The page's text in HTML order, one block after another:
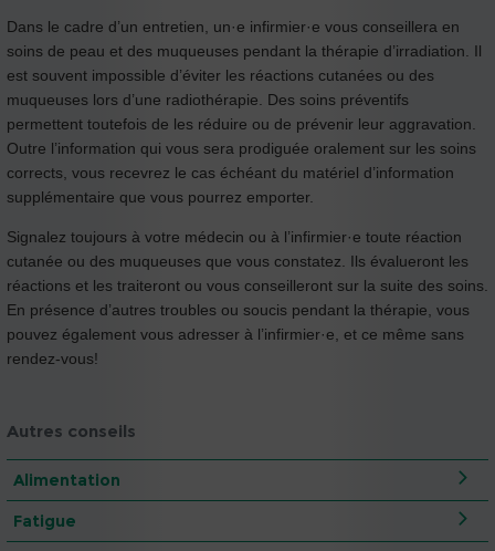
Dans le cadre d’un entretien, un·e infirmier·e vous conseillera en
soins de peau et des muqueuses pendant la thérapie d’irradiation. Il
est souvent impossible d’éviter les réactions cutanées ou des
muqueuses lors d’une radiothérapie. Des soins préventifs
permettent toutefois de les réduire ou de prévenir leur aggravation.
Outre l’information qui vous sera prodiguée oralement sur les soins
corrects, vous recevrez le cas échéant du matériel d’information
supplémentaire que vous pourrez emporter.
Signalez toujours à votre médecin ou à l’infirmier·e toute réaction
cutanée ou des muqueuses que vous constatez. Ils évalueront les
réactions et les traiteront ou vous conseilleront sur la suite des soins.
En présence d’autres troubles ou soucis pendant la thérapie, vous
pouvez également vous adresser à l’infirmier·e, et ce même sans
rendez-vous!
Autres conseils
Alimentation
Fatigue